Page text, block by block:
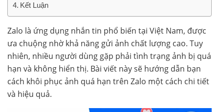
Kết Luận
Zalo là ứng dụng nhắn tin phổ biến tại Việt Nam, được
ưa chuộng nhờ khả năng gửi ảnh chất lượng cao. Tuy
nhiên, nhiều người dùng gặp phải tình trạng ảnh bị quá
hạn và không hiển thị. Bài viết này sẽ hướng dẫn bạn
cách khôi phục ảnh quá hạn trên Zalo một cách chi tiết
và hiệu quả.